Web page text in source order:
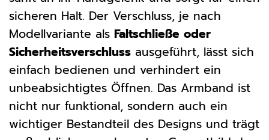
sicheren Halt. Der Verschluss, je nach
Modellvariante als Faltschließe oder
Sicherheitsverschluss ausgeführt, lässt sich
einfach bedienen und verhindert ein
unbeabsichtigtes Öffnen. Das Armband ist
nicht nur funktional, sondern auch ein
wichtiger Bestandteil des Designs und trägt